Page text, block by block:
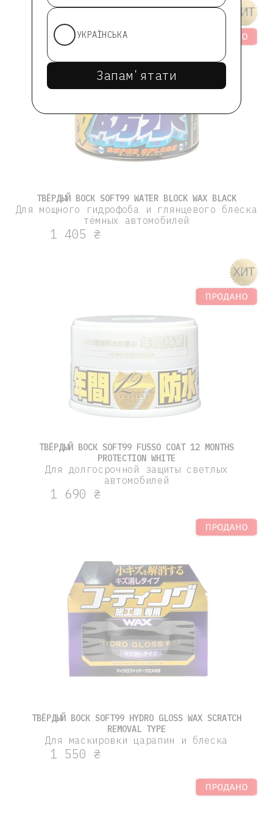
ТВЁРДЫЙ ВОСК SOFT99 WATER BLOCK WAX BLACK
Для мощного гидрофоба и глянцевого блеска
тёмных автомобилей
1 405 ₴
ТВЁРДЫЙ ВОСК SOFT99 FUSSO COAT 12 MONTHS
PROTECTION WHITE
Для долгосрочной защиты светлых
автомобилей
1 690 ₴
ТВЁРДЫЙ ВОСК SOFT99 HYDRO GLOSS WAX SCRATCH
REMOVAL TYPE
Для маскировки царапин и блеска
1 550 ₴
УКРАЇНСЬКА
Запамʼятати